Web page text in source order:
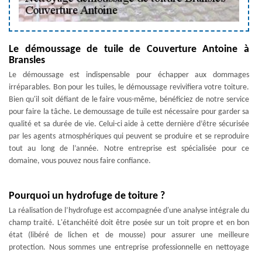
Le démoussage de tuile de Couverture Antoine à
Bransles
Le démoussage est indispensable pour échapper aux dommages
irréparables. Bon pour les tuiles, le démoussage revivifiera votre toiture.
Bien qu'il soit défiant de le faire vous-même, bénéficiez de notre service
pour faire la tâche. Le demoussage de tuile est nécessaire pour garder sa
qualité et sa durée de vie. Celui-ci aide à cette dernière d’être sécurisée
par les agents atmosphériques qui peuvent se produire et se reproduire
tout au long de l’année. Notre entreprise est spécialisée pour ce
domaine, vous pouvez nous faire confiance.
Pourquoi un hydrofuge de toiture ?
La réalisation de l’hydrofuge est accompagnée d'une analyse intégrale du
champ traité. L'étanchéité doit être posée sur un toit propre et en bon
état (libéré de lichen et de mousse) pour assurer une meilleure
protection. Nous sommes une entreprise professionnelle en nettoyage